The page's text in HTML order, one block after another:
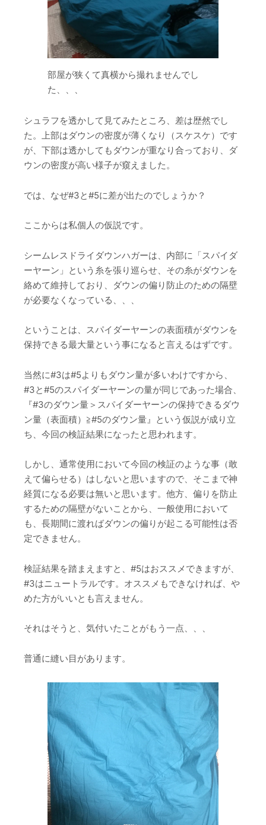
部屋が狭くて真横から撮れませんでし
た、、、
シュラフを透かして見てみたところ、差は歴然でし
た。 上部はダウンの密度が薄くなり（スケスケ）です
が、下部は透かしてもダウンが重なり合っており、ダ
ウンの密度が高い様子が窺えました。
では、なぜ#3と#5に差が出たのでしょうか？
ここからは私個人の仮説です。
シームレスドライダウンハガーは、内部に「スパイダ
ーヤーン」という糸を張り巡らせ、その糸がダウンを
絡めて維持しており、ダウンの偏り防止のための隔壁
が必要なくなっている、、、
ということは、スパイダーヤーンの表面積がダウンを
保持できる最大量という事になると言えるはずです。
当然に#3は#5よりもダウン量が多いわけですから、
#3と#5のスパイダーヤーンの量が同じであった場合、
『#3のダウン量＞スパイダーヤーンの保持できるダウ
ン量（表面積）≧#5のダウン量』という仮説が成り立
ち、今回の検証結果になったと思われます。
しかし、通常使用において今回の検証のような事（敢
えて偏らせる）はしないと思いますので、そこまで神
経質になる必要は無いと思います。他方、偏りを防止
するための隔壁がないことから、一般使用において
も、長期間に渡ればダウンの偏りが起こる可能性は否
定できません。
検証結果を踏まえますと、#5はおススメできますが、
#3はニュートラルです。オススメもできなければ、や
めた方がいいとも言えません。
それはそうと、気付いたことがもう一点、、、
普通に縫い目があります。